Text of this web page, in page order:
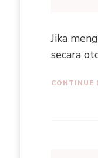
Jika
secara
CONTINUE